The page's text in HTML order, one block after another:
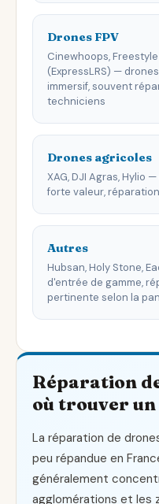
Drones FPV
Cinewhoops,
(ExpressLRS) —
immersif, souvent
techniciens
Drones agricoles
XAG, DJI Agras, Hylio
forte valeur,
Autres
Hubsan, Holy Stone,
d'entrée de gamme,
pertinente selon la
Réparation
où trouver
La réparation de
peu répandue en
généralement
agglomérations et les